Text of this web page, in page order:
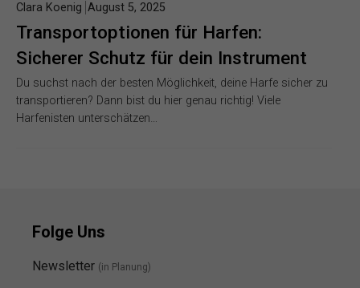
Transportoptionen für Harfen:
Sicherer Schutz für dein Instrument
Clara Koenig August 5, 2025
Du suchst nach der besten Möglichkeit, deine Harfe sicher zu
transportieren? Dann bist du hier genau richtig! Viele
Harfenisten unterschätzen…
Folge Uns
Newsletter (in Planung)